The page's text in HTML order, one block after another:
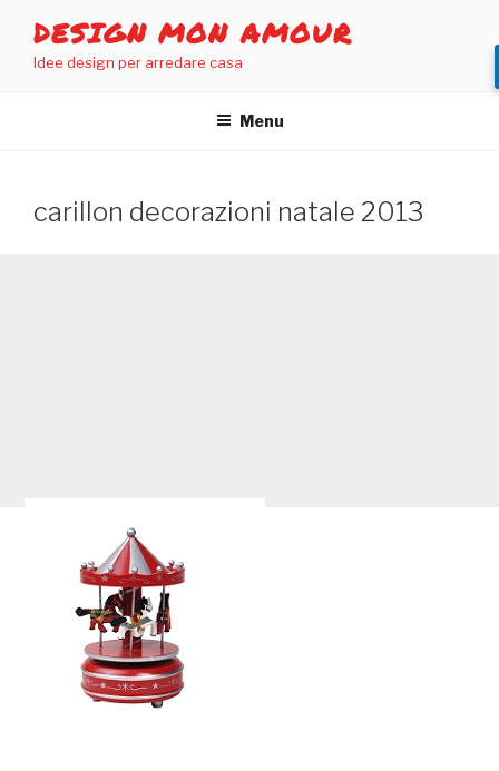
contenuto
DESIGN MON AMOUR
Idee design per arredare casa
Menu
carillon decorazioni natale 2013